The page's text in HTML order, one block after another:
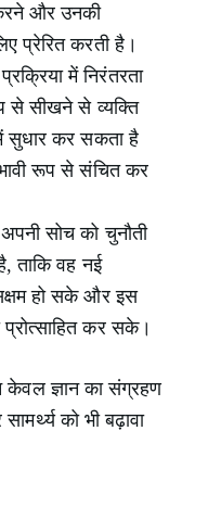
और उनकी
प्रेरित करती है।
में निरंतरता
से सीखने से व्यक्ति
कर सकता है
रूप से संचित कर
सोच को चुनौती
ताकि वह नई
हो सके और इस
प्रोत्साहित कर सके।
केवल ज्ञान का संग्रहण
को भी बढ़ावा